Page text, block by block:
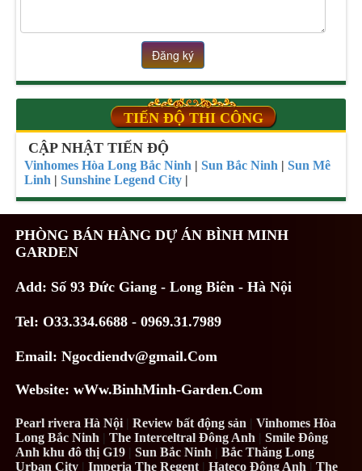
Đăng ký
TIẾN ĐỘ THI CÔNG
CẬP NHẬT TIẾN ĐỘ
Vinhomes Hòa Long Bắc Ninh |Sun Bắc Ninh |Sun Mê
Linh |Sunshine Legend City |
PHÒNG BÁN HÀNG DỰ ÁN BÌNH MINH
GARDEN
Add: Số 93 Đức Giang - Long Biên - Hà Nội
Tel: O33.334.6688 - 0969.31.7989
Email: Ngocdiendv@gmail.Com
Website: wWw.BinhMinh-Garden.Com
Pearl rivera Hà Nội |Review bất động sản |Vinhomes Hòa
Long Bắc Ninh |The Interceltral Đông Anh |Smile Đông
Anh khu đô thị G19 |Sun Bắc Ninh |Bắc Thăng Long
Urban City |Imperia The Regent |Hateco Đông Anh |The